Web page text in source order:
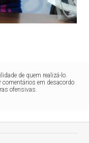
de quem realizá-lo.
comentários em desacordo
ofensivas.